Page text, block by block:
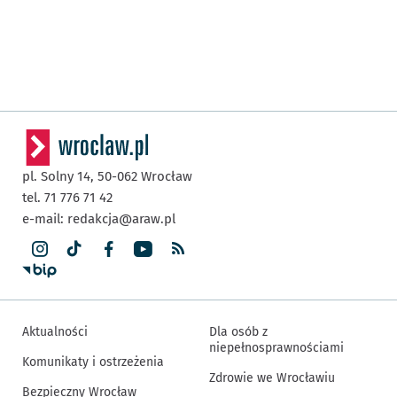
pl. Solny 14, 50-062 Wrocław
tel. 71 776 71 42
e-mail: redakcja@araw.pl
Aktualności
Komunikaty i ostrzeżenia
Bezpieczny Wrocław
Dla osób z
niepełnosprawnościami
Zdrowie we Wrocławiu